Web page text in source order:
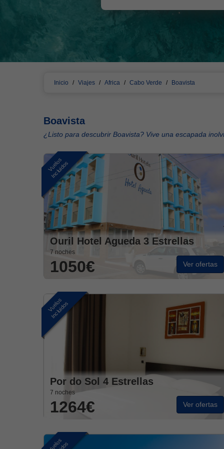
Inicio / Viajes / Africa / Cabo Verde / Boavista
Boavista
¿Listo para descubrir Boavista? Vive una escapada
Vuelos
Incluidos
Ouril Hotel Agueda 3 Estrellas
7 noches
1050€ Ver ofertas
Vuelos
Incluidos
Por do Sol 4 Estrellas
7 noches
1264€ Ver ofertas
Vuelos